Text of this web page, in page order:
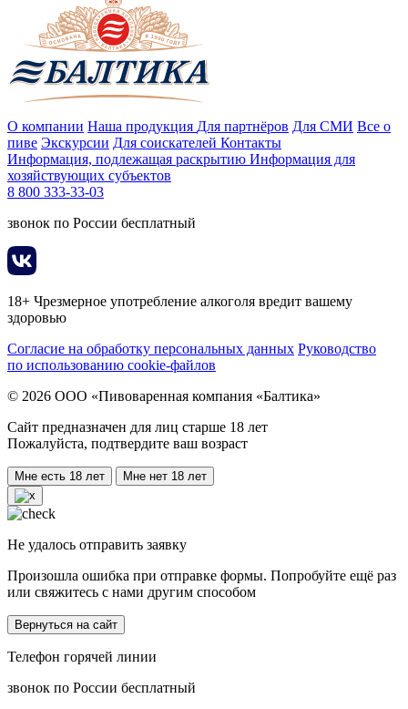
О компании Наша продукция Для партнёров Для СМИ Все о
пиве Экскурсии Для соискателей Контакты
Информация, подлежащая раскрытию Информация для
хозяйствующих субъектов
8 800 333-33-03
звонок по России бесплатный
18+ Чрезмерное употребление алкоголя вредит вашему
здоровью
Согласие на обработку персональных данных Руководство
по использованию cookie-файлов
© 2026 ООО «Пивоваренная компания «Балтика»
Сайт предназначен для лиц старше 18 лет
Пожалуйста, подтвердите ваш возраст
Мне есть 18 лет Мне нет 18 лет
Не удалось отправить заявку
Произошла ошибка при отправке формы. Попробуйте ещё раз
или свяжитесь с нами другим способом
Вернуться на сайт
Телефон горячей линии
звонок по России бесплатный